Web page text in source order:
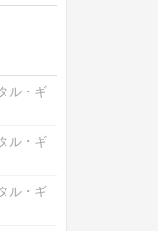
ル・ギ
ル・ギ
ル・ギ